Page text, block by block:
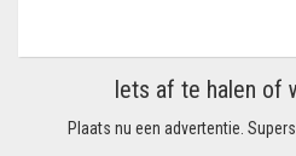
Iets af te halen of
Plaats nu een advertentie.